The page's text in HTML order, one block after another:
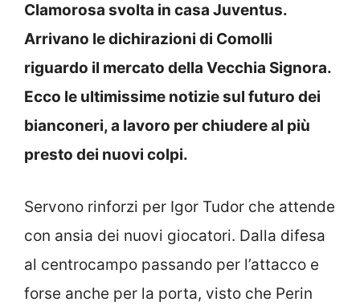
Clamorosa svolta in casa Juventus.
Arrivano le dichirazioni di Comolli
riguardo il mercato della Vecchia Signora.
Ecco le ultimissime notizie sul futuro dei
bianconeri, a lavoro per chiudere al più
presto dei nuovi colpi.
Servono rinforzi per Igor Tudor che attende
con ansia dei nuovi giocatori. Dalla difesa
al centrocampo passando per l’attacco e
forse anche per la porta, visto che Perin